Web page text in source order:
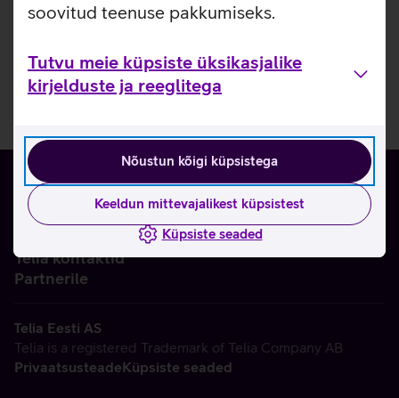
soovitud teenuse pakkumiseks.
Tutvu meie küpsiste üksikasjalike
kirjelduste ja reeglitega
Nõustun kõigi küpsistega
Keeldun mittevajalikest küpsistest
Küpsiste seaded
Telia kontaktid
Partnerile
Telia Eesti AS
Telia is a registered Trademark of Telia Company AB
PrivaatsusteadeKüpsiste seaded